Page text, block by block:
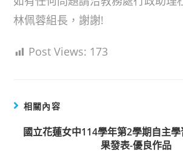
林佩蓉組長，謝謝!
Post Views: 173
相關內容
國立花蓮女中114學年第2學期自主
果發表-優良作品